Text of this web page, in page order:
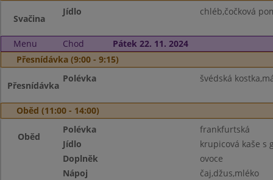
Svačina
Jídlo chléb,čočková
Menu Chod
Pátek 22. 11. 2024
Přesnídávka (9:00 - 9:15)
Přesnídávka
Polévka švédská
Oběd (11:00 - 14:00)
Oběd
Polévka
frankfurtská
Jídlo
krupicová kaše s
Doplněk
ovoce
Nápoj
čaj,džus,mléko